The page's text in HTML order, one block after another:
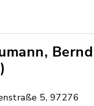
Bernd
5, 97276